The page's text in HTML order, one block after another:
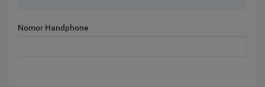
Nomor Handphone